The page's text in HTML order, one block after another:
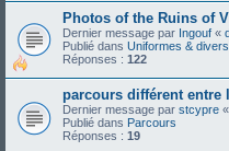
Photos of the Ruins of
Dernier message par Ingouf «
Publié dans Uniformes & divers
Réponses : 122
parcours différent entre
Dernier message par stcypre «
Publié dans Parcours
Réponses : 19